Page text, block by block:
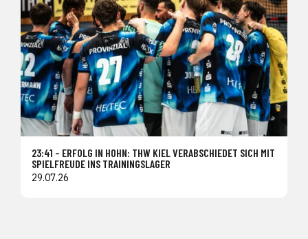
23:41 – ERFOLG IN HOHN: THW KIEL VERABSCHIEDET SICH MIT
SPIELFREUDE INS TRAININGSLAGER
29.07.26